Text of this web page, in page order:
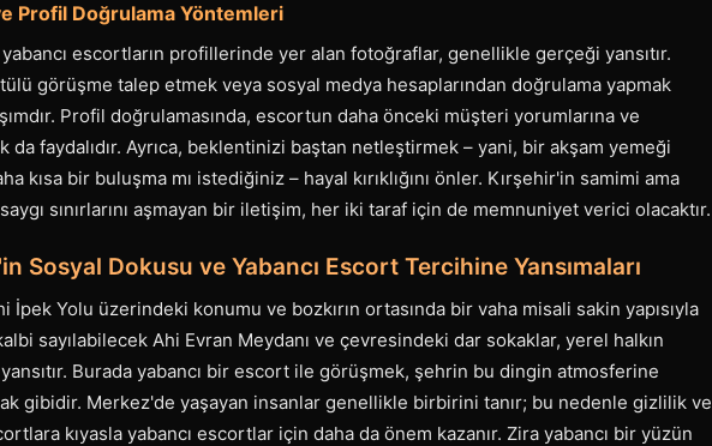
Profil Doğrulama Yöntemleri
escortların profillerinde yer alan fotoğraflar, genellikle gerçeği yansıtır.
görüşme talep etmek veya sosyal medya hesaplarından doğrulama yapmak
Profil doğrulamasında, escortun daha önceki müşteri yorumlarına ve
da faydalıdır. Ayrıca, beklentinizi baştan netleştirmek – yani, bir akşam yemeği
kısa bir buluşma mı istediğiniz – hayal kırıklığını önler. Kırşehir'in samimi ama
sınırlarını aşmayan bir iletişim, her iki taraf için de memnuniyet verici olacaktır.
Sosyal Dokusu ve Yabancı Escort Tercihine Yansımaları
İpek Yolu üzerindeki konumu ve bozkırın ortasında bir vaha misali sakin yapısıyla
sayılabilecek Ahi Evran Meydanı ve çevresindeki dar sokaklar, yerel halkın
Burada yabancı bir escort ile görüşmek, şehrin bu dingin atmosferine
gibidir. Merkez'de yaşayan insanlar genellikle birbirini tanır; bu nedenle gizlilik ve
kıyasla yabancı escortlar için daha da önem kazanır. Zira yabancı bir yüzün